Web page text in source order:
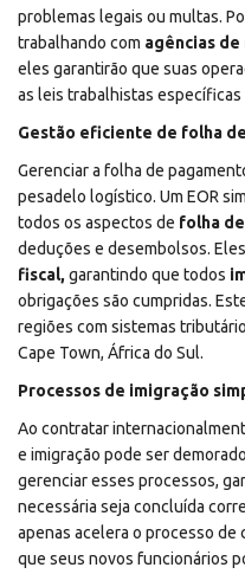
problemas legais ou multas.
trabalhando com agências
eles garantirão que suas
as leis trabalhistas específicas
Gestão eficiente de folha
Gerenciar a folha de
pesadelo logístico. Um EOR
todos os aspectos de folha
deduções e desembolsos.
fiscal,garantindo que todos
obrigações são cumpridas.
regiões com sistemas
Cape Town, África do Sul.
Processos de imigração
Ao contratar
e imigração pode ser
gerenciar esses processos,
necessária seja concluída
apenas acelera o processo de
que seus novos funcionários